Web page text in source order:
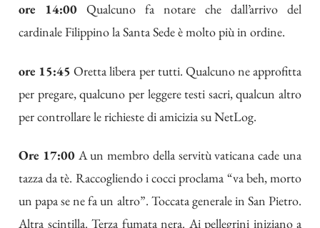
ore 14:00 Qualcuno fa notare che dall’arrivo del
cardinale Filippino la Santa Sede è molto più in ordine.
ore 15:45 Oretta libera per tutti. Qualcuno ne approfitta
per pregare, qualcuno per leggere testi sacri, qualcun altro
per controllare le richieste di amicizia su NetLog.
Ore 17:00 A un membro della servitù vaticana cade una
tazza da tè. Raccogliendo i cocci proclama “va beh, morto
un papa se ne fa un altro”. Toccata generale in San Pietro.
Altra scintilla. Terza fumata nera. Ai pellegrini iniziano a